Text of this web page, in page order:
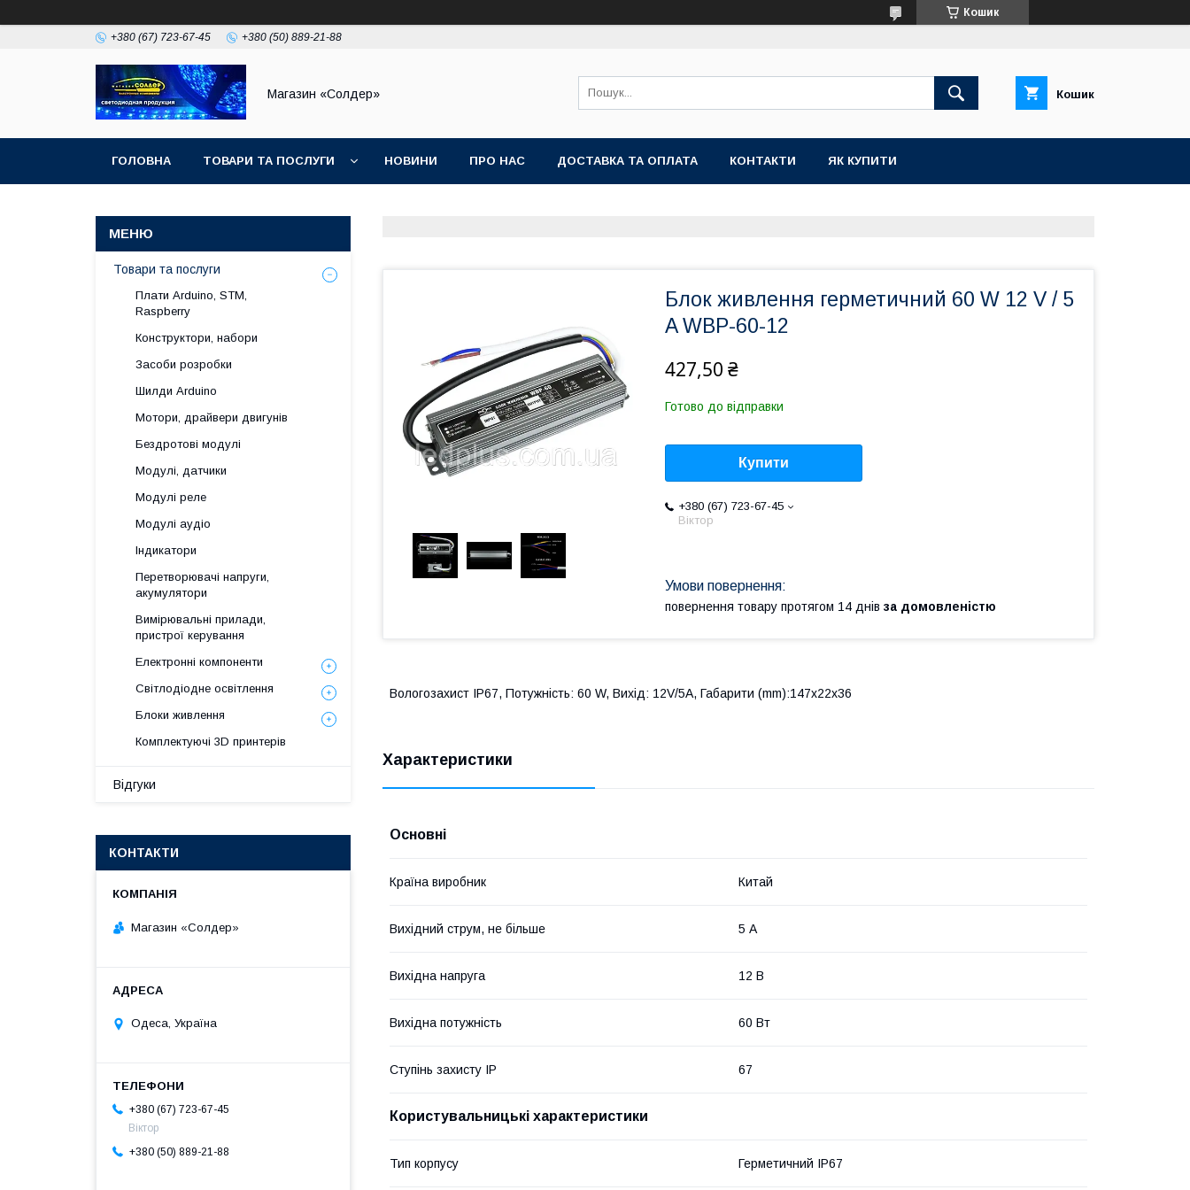
Кошик
+380 (67) 723-67-45 +380 (50) 889-21-88
Магазин «Солдер» Кошик
ГОЛОВНА ТОВАРИ ТА ПОСЛУГИ НОВИНИ ПРО НАС ДОСТАВКА ТА ОПЛАТА КОНТАКТИ ЯК КУПИТИ
Блок живлення герметичний 60 W 12 V / 5
A WBP-60-12
427,50 ₴
Готово до відправки
Купити
+380 (67) 723-67-45
Віктор
повернення товару протягом 14 днів за домовленістю
Вологозахист IP67, Потужність: 60 W, Вихід: 12V/5A, Габарити (mm):147x22x36
Характеристики
Основні
Країна виробник Китай
Вихідний струм, не більше 5 А
Вихідна напруга 12 В
Вихідна потужність 60 Вт
Ступінь захисту IP 67
Користувальницькі характеристики
Тип корпусу Герметичний IP67
Товари та послуги
Плати Arduino, STM,
Raspberry
Конструктори, набори
Засоби розробки
Шилди Arduino
Мотори, драйвери двигунів
Бездротові модулі
Модулі, датчики
Модулі реле
Модулі аудіо
Індикатори
Перетворювачі напруги,
акумулятори
Вимірювальні прилади,
пристрої керування
Електронні компоненти
Світлодіодне освітлення
Блоки живлення
Комплектуючі 3D принтерів
Відгуки
КОНТАКТИ
Магазин «Солдер»
Одеса, Україна
+380 (67) 723-67-45
Віктор
+380 (50) 889-21-88